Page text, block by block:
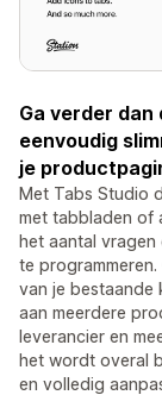
Ga verder dan
eenvoudig
je
Met Tabs Studio
met tabbladen of
het aantal
te
van je
aan meerdere
leverancier en
het wordt overal
en volledig